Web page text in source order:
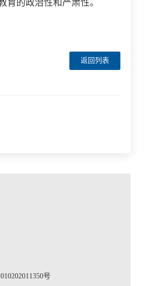
的政治性和严肃性。
返回列表
号